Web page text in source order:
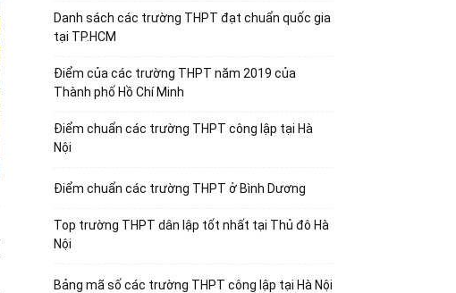
Danh sách các trường THPT đạt chuẩn quốc gia
tại TP.HCM
Điểm của các trường THPT năm 2019 của
Thành phố Hồ Chí Minh
Điểm chuẩn các trường THPT công lập tại Hà
Nội
Điểm chuẩn các trường THPT ở Bình Dương
Top trường THPT dân lập tốt nhất tại Thủ đô Hà
Nội
Bảng mã số các trường THPT công lập tại Hà Nội